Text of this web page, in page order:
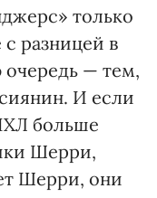
только
разницей в
— тем,
И если
больше
Шерри,
Шерри, они